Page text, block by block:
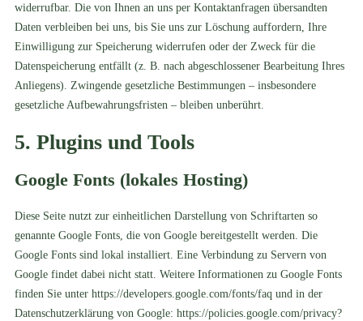
widerrufbar. Die von Ihnen an uns per Kontaktanfragen übersandten
Daten verbleiben bei uns, bis Sie uns zur Löschung auffordern, Ihre
Einwilligung zur Speicherung widerrufen oder der Zweck für die
Datenspeicherung entfällt (z. B. nach abgeschlossener Bearbeitung Ihres
Anliegens). Zwingende gesetzliche Bestimmungen – insbesondere
gesetzliche Aufbewahrungsfristen – bleiben unberührt.
5. Plugins und Tools
Google Fonts (lokales Hosting)
Diese Seite nutzt zur einheitlichen Darstellung von Schriftarten so
genannte Google Fonts, die von Google bereitgestellt werden. Die
Google Fonts sind lokal installiert. Eine Verbindung zu Servern von
Google findet dabei nicht statt. Weitere Informationen zu Google Fonts
finden Sie unter https://developers.google.com/fonts/faq und in der
Datenschutzerklärung von Google: https://policies.google.com/privacy?